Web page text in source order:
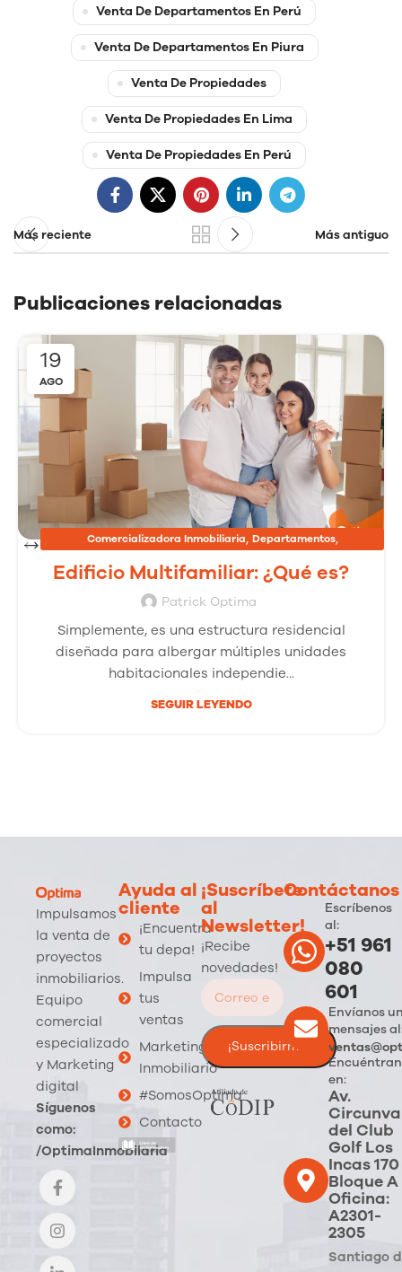
Venta De Departamentos En Perú
Venta De Departamentos En Piura
Venta De Propiedades
Venta De Propiedades En Lima
Venta De Propiedades En Perú
Más reciente Más antiguo
Publicaciones relacionadas
19
AGO
Comercializadora Inmobiliaria, Departamentos,
Inmobiliarias , Proyectos Inmobiliarios
Edificio Multifamiliar: ¿Qué es?
Patrick Optima
Simplemente, es una estructura residencial
diseñada para albergar múltiples unidades
habitacionales independie...
SEGUIR LEYENDO
Impulsamos
la venta de
proyectos
inmobiliarios.
Equipo
comercial
especializado
y Marketing
digital
Síguenos
como:
/OptimaInmobilaria
Ayuda al
cliente
¡Encuentra
tu depa!
Impulsa
tus
ventas
Marketing
Inmobiliario
#SomosOptima
Contacto
¡Suscríbete
al
Newsletter!
¡Recibe
novedades!
Contáctanos
Escríbenos
al:
+51 961
080
601
Envíanos
mensajes
en:
Av.
del Club
Golf Los
Incas 170
Bloque A
Oficina:
A2301-
2305
Santiago